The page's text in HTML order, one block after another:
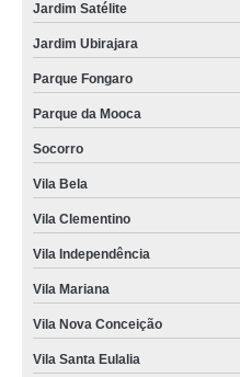
Jardim Satélite
Jardim Ubirajara
Parque Fongaro
Parque da Mooca
Socorro
Vila Bela
Vila Clementino
Vila Independência
Vila Mariana
Vila Nova Conceição
Vila Santa Eulalia